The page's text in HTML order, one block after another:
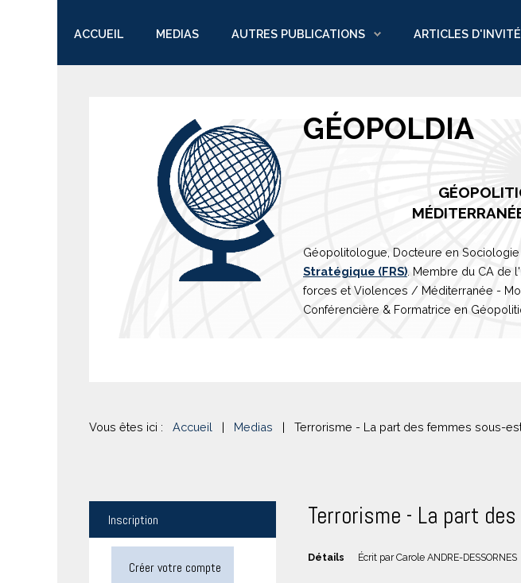
ACCUEIL MEDIAS AUTRES PUBLICATIONS ARTICLES
GÉOPOLDIA
MÉDITERRANÉ
Géopolitologue, Docteure en
Stratégique (FRS) . Membre du CA de l'
forces et Violences / Méditerranée -
Conférencière & Formatrice en
Vous êtes ici : Accueil | Medias | Terrorisme - La part des femmes sous-
Terrorisme - La part
Détails Écrit parCarole ANDRE-DESSORNES
Inscription
Créer votre compte